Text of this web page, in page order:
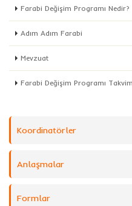
Farabi Değişim Programı Nedir?
Adım Adım Farabi
Mevzuat
Farabi Değişim Programı
Koordinatörler
Anlaşmalar
Formlar